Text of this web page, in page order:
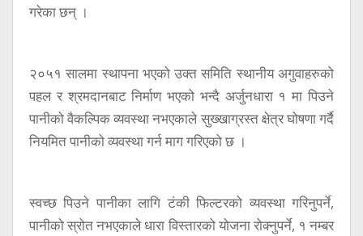
गरेका छन् ।
२०५१ सालमा स्थापना भएको उक्त समिति स्थानीय अगुवाहरुको
पहल र श्रमदानबाट निर्माण भएको भन्दै अर्जुनधारा १ मा पिउने
पानीको वैकल्पिक व्यवस्था नभएकाले सुख्खाग्रस्त क्षेत्र घोषणा गर्दै
नियमित पानीको व्यवस्था गर्न माग गरिएको छ ।
स्वच्छ पिउने पानीका लागि टंकी फिल्टरको व्यवस्था गरिनुपर्ने,
पानीको स्रोत नभएकाले धारा विस्तारको योजना रोक्नुपर्ने, १ नम्बर